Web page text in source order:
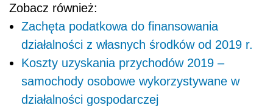
Zobacz również:
Zachęta podatkowa do finansowania
działalności z własnych środków od 2019 r.
Koszty uzyskania przychodów 2019 –
samochody osobowe wykorzystywane w
działalności gospodarczej